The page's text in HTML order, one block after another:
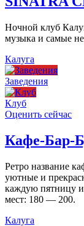
Ночной клуб
музыка и самые
Калуга
Заведения
Клуб
Оценить сейчас
Кафе-Бар-
Ретро название
уютные и
каждую пятницу и
мест: 180 — 200.
Калуга